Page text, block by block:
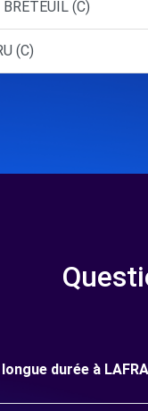
(C)
(C)
durée à